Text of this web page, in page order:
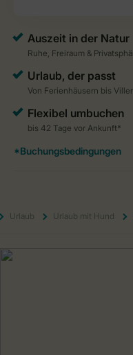
Urlaub Urlaub mit Hund